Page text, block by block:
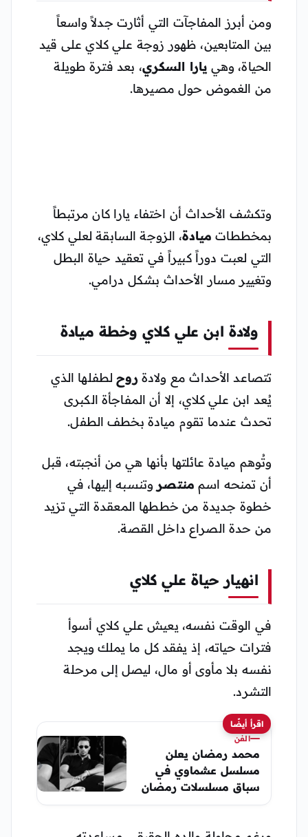
ومن أبرز المفاجآت التي أثارت جدلاً واسعاً
بين المتابعين، ظهور زوجة علي كلاي على قيد
الحياة، وهي يارا السكري، بعد فترة طويلة
من الغموض حول مصيرها.
وتكشف الأحداث أن اختفاء يارا كان مرتبطاً
بمخططات ميادة، الزوجة السابقة لعلي كلاي،
التي لعبت دوراً كبيراً في تعقيد حياة البطل
وتغيير مسار الأحداث بشكل درامي.
ولادة ابن علي كلاي وخطة ميادة
تتصاعد الأحداث مع ولادة روحلطفلها الذي
يُعد ابن علي كلاي، إلا أن المفاجأة الكبرى
تحدث عندما تقوم ميادة بخطف الطفل.
وتُوهم ميادة عائلتها بأنها هي من أنجبته، قبل
أن تمنحه اسم منتصر وتنسبه إليها، في
خطوة جديدة من خططها المعقدة التي تزيد
من حدة الصراع داخل القصة.
انهيار حياة علي كلاي
في الوقت نفسه، يعيش علي كلاي أسوأ
فترات حياته، إذ يفقد كل ما يملك ويجد
نفسه بلا مأوى أو مال، ليصل إلى مرحلة
التشرد.
اقرأ أيضًا
الفن
محمد رمضان يعلن
مسلسل عشماوي في
سباق مسلسلات رمضان
2027